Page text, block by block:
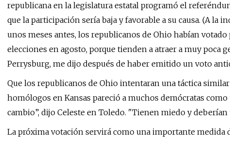
republicana en la legislatura estatal programó el
que la participación sería baja y favorable a su causa. (A la
unos meses antes, los republicanos de Ohio habían
elecciones en agosto, porque tienden a atraer a muy poca
Perrysburg, me dijo después de haber emitido un voto
Que los republicanos de Ohio intentaran una táctica
homólogos en Kansas pareció a muchos demócratas
cambio”, dijo Celeste en Toledo. "Tienen miedo y
La próxima votación servirá como una importante medida